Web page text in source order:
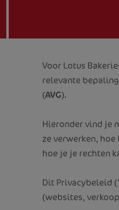
Voor Lotus
relevante
(AVG).
Hieronder vind je
ze verwerken,
hoe je je rechten
Dit Privacybeleid ('
(websites,